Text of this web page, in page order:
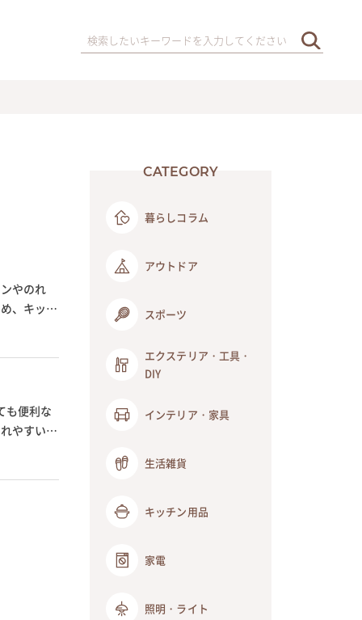
やのれ
、キッチ
も便利な
やすい場
CATEGORY
暮らしコラム
アウトドア
スポーツ
エクステリア・工具・
DIY
インテリア・家具
生活雑貨
キッチン用品
家電
照明・ライト